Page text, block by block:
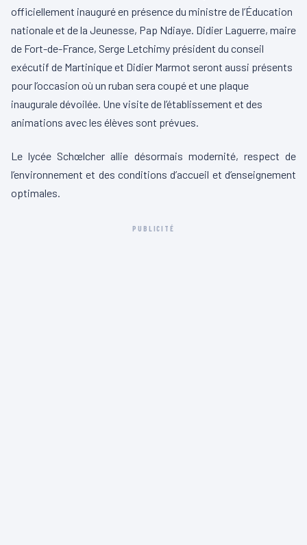
officiellement inauguré en présence du ministre de l’Éducation
nationale et de la Jeunesse, Pap Ndiaye. Didier Laguerre, maire
de Fort-de-France, Serge Letchimy président du conseil
exécutif de Martinique et Didier Marmot seront aussi présents
pour l’occasion où un ruban sera coupé et une plaque
inaugurale dévoilée. Une visite de l’établissement et des
animations avec les élèves sont prévues.
Le lycée Schœlcher allie désormais modernité, respect de
l’environnement et des conditions d’accueil et d’enseignement
optimales.
PUBLICITÉ